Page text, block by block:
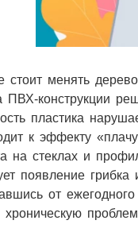
стоит менять
ПВХ-конструкции
пластика
к эффекту
на стеклах и
появление
от
хроническую